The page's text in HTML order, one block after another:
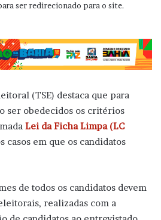
ser redirecionado para o site.
(TSE) destaca que para
ser obedecidos os critérios
Lei da Ficha Limpa (LC
casos em que os candidatos
de todos os candidatos devem
realizadas com a